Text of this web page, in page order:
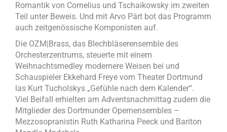
Romantik von Cornelius und Tschaikowsky im zweiten
Teil unter Beweis. Und mit Arvo Pärt bot das Programm
auch zeitgenössische Komponisten auf.
Die OZM|Brass, das Blechbläserensemble des
Orchesterzentrums, steuerte mit einem
Weihnachtsmedley modernere Weisen bei und
Schauspieler Ekkehard Freye vom Theater Dortmund
las Kurt Tucholskys „Gefühle nach dem Kalender“.
Viel Beifall erhielten am Adventsnachmittag zudem die
Mitglieder des Dortmunder Opernensembles –
Mezzosopranistin Ruth Katharina Peeck und Bariton